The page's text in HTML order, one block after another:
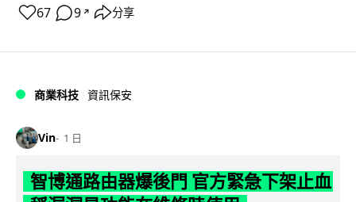
67 9 ↗ 分享
商業科技 資訊保安
Vin 1 日
智博通路由器爆後門 官方緊急下架止血